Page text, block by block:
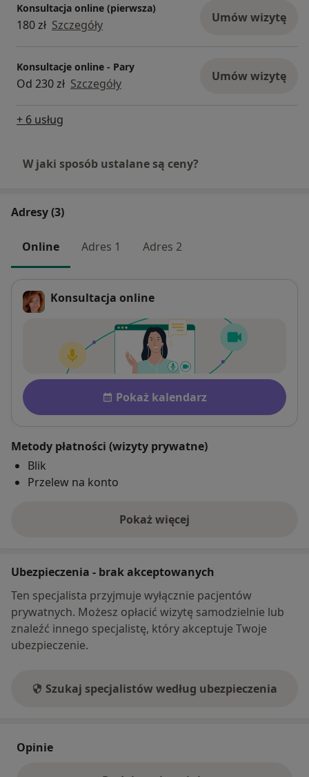
Konsultacja online (pierwsza)
180 zł Szczegóły Umów wizytę
Konsultacje online - Pary
Od 230 zł Szczegóły Umów wizytę
+ 6 usług
W jaki sposób ustalane są ceny?
Adresy (3)
Online Adres 1 Adres 2
Konsultacja online
Płatność po konsultacji
Dostępność
Pokaż kalendarz
Metody płatności (wizyty prywatne)
Blik
Przelew na konto
Pokaż więcej
o adresie
Ubezpieczenia - brak akceptowanych
Ten specjalista przyjmuje wyłącznie pacjentów
prywatnych. Możesz opłacić wizytę samodzielnie lub
znaleźć innego specjalistę, który akceptuje Twoje
ubezpieczenie.
Szukaj specjalistów według ubezpieczenia
Opinie